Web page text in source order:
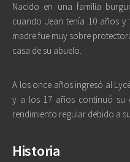
Nacido en una familia
cuando Jean tenía 10 años y
madre fue muy sobre
casa de su abuelo.
A los once años ingresó al
y a los 17 años continuó su
rendimiento regular debido a
Historia